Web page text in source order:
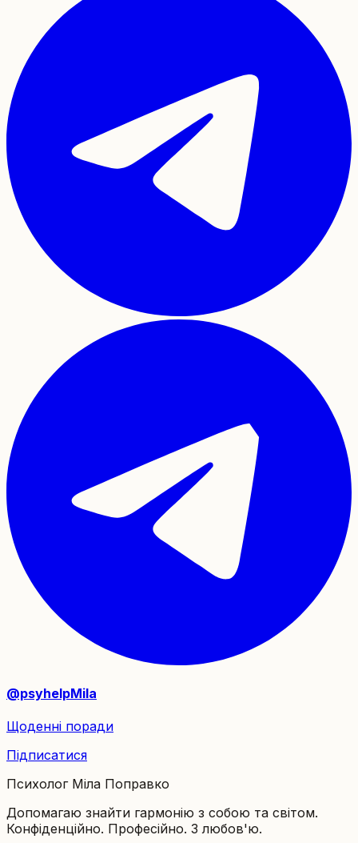
@psyhelpMila
Щоденні поради
Підписатися
Психолог Міла Поправко
Допомагаю знайти гармонію з собою та світом.
Конфіденційно. Професійно. З любов'ю.